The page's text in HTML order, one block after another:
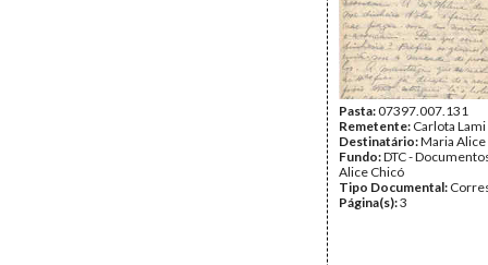
Pasta:07397.007.131
Remetente: Carlota Lami
Destinatário:Maria Alice
Fundo:DTC -
Alice Chicó
Tipo Documental:
Página(s):3